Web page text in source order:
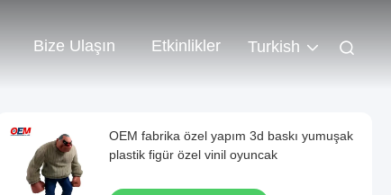
Bize Ulaşın Etkinlikler Turkish
OEM fabrika özel yapım 3d baskı yumuşak
plastik figür özel vinil oyuncak